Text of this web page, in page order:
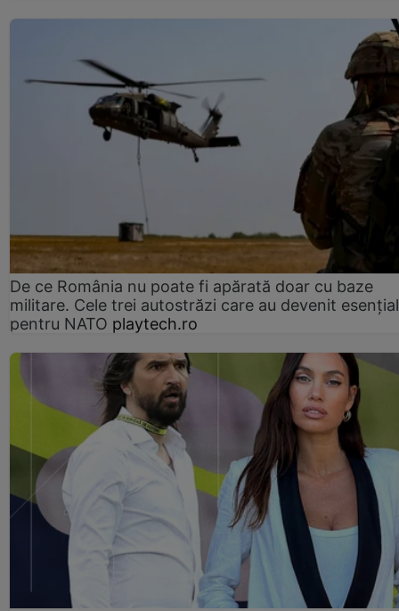
De ce România nu poate fi apărată doar cu baze
militare. Cele trei autostrăzi care au devenit
pentru NATO playtech.ro